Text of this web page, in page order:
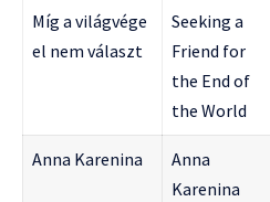
Míg a világvége
el nem választ
Seeking a
Friend for
the End of
the World
Anna Karenina
Anna
Karenina